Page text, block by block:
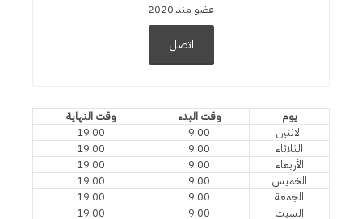
عضو منذ 2020
اتصل
يوم وقت البدء
وقت النهاية
الاثنين
9:00
19:00
الثلاثاء
9:00
19:00
الأربعاء
9:00
19:00
الخميس
9:00
19:00
الجمعة
9:00
19:00
السبت
9:00
19:00